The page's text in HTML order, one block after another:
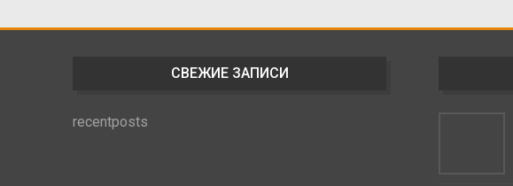
СВЕЖИЕ ЗАПИСИ
recentposts